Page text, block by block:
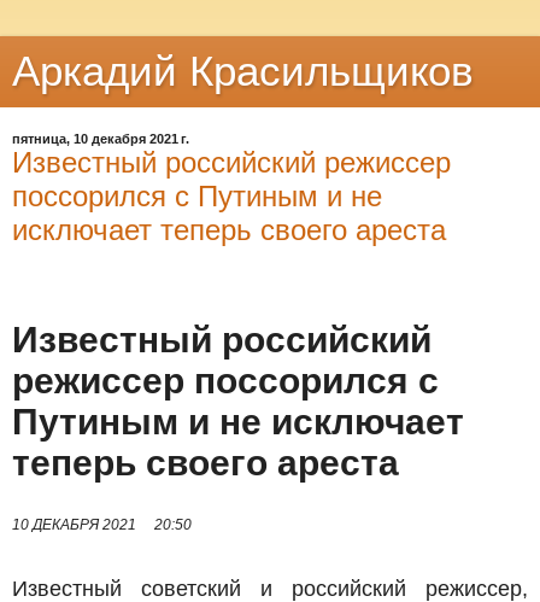
Аркадий Красильщиков
пятница, 10 декабря 2021 г.
Известный российский режиссер
поссорился с Путиным и не
исключает теперь своего ареста
Известный российский
режиссер поссорился с
Путиным и не исключает
теперь своего ареста
10 ДЕКАБРЯ 2021 20:50
Известный советский и российский режиссер,